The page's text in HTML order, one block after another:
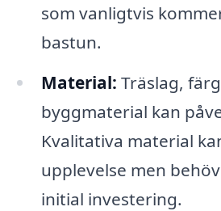
som vanligtvis
bastun.
Material: Träslag,
byggmaterial kan
Kvalitativa material
upplevelse men
initial investering.